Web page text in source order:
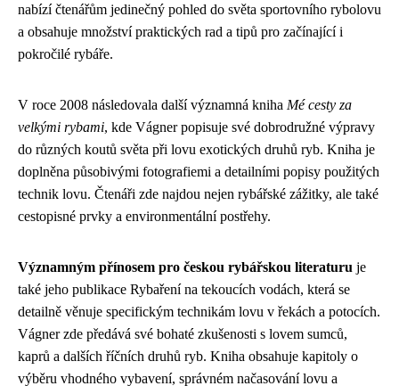
nabízí čtenářům jedinečný pohled do světa sportovního rybolovu
a obsahuje množství praktických rad a tipů pro začínající i
pokročilé rybáře.
V roce 2008 následovala další významná kniha Mé cesty za
velkými rybami, kde Vágner popisuje své dobrodružné výpravy
do různých koutů světa při lovu exotických druhů ryb. Kniha je
doplněna působivými fotografiemi a detailními popisy použitých
technik lovu. Čtenáři zde najdou nejen rybářské zážitky, ale také
cestopisné prvky a environmentální postřehy.
Významným přínosem pro českou rybářskou literaturu je
také jeho publikace Rybaření na tekoucích vodách, která se
detailně věnuje specifickým technikám lovu v řekách a potocích.
Vágner zde předává své bohaté zkušenosti s lovem sumců,
kaprů a dalších říčních druhů ryb. Kniha obsahuje kapitoly o
výběru vhodného vybavení, správném načasování lovu a